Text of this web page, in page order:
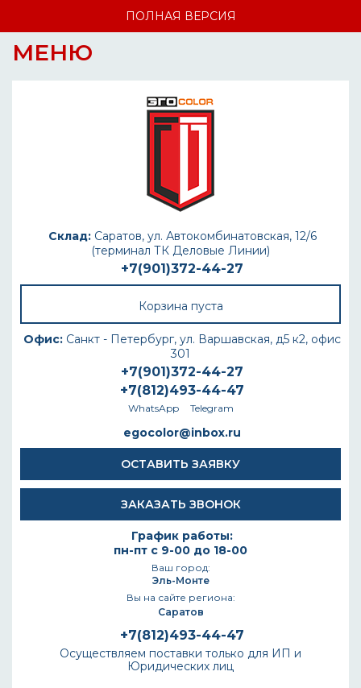
ПОЛНАЯ ВЕРСИЯ
МЕНЮ
Склад:Саратов, ул. Автокомбинатовская, 12/6
(терминал ТК Деловые Линии)
+7(901)372-44-27
Корзина пуста
Офис: Санкт - Петербург, ул. Варшавская, д5 к2, офис
301
+7(901)372-44-27
+7(812)493-44-47
WhatsApp Telegram
egocolor@inbox.ru
ОСТАВИТЬ ЗАЯВКУ
ЗАКАЗАТЬ ЗВОНОК
График работы:
пн-пт с 9-00 до 18-00
Ваш город:
Эль-Монте
Вы на сайте региона:
Саратов
+7(812)493-44-47
Осуществляем поставки только для ИП и
Юридических лиц